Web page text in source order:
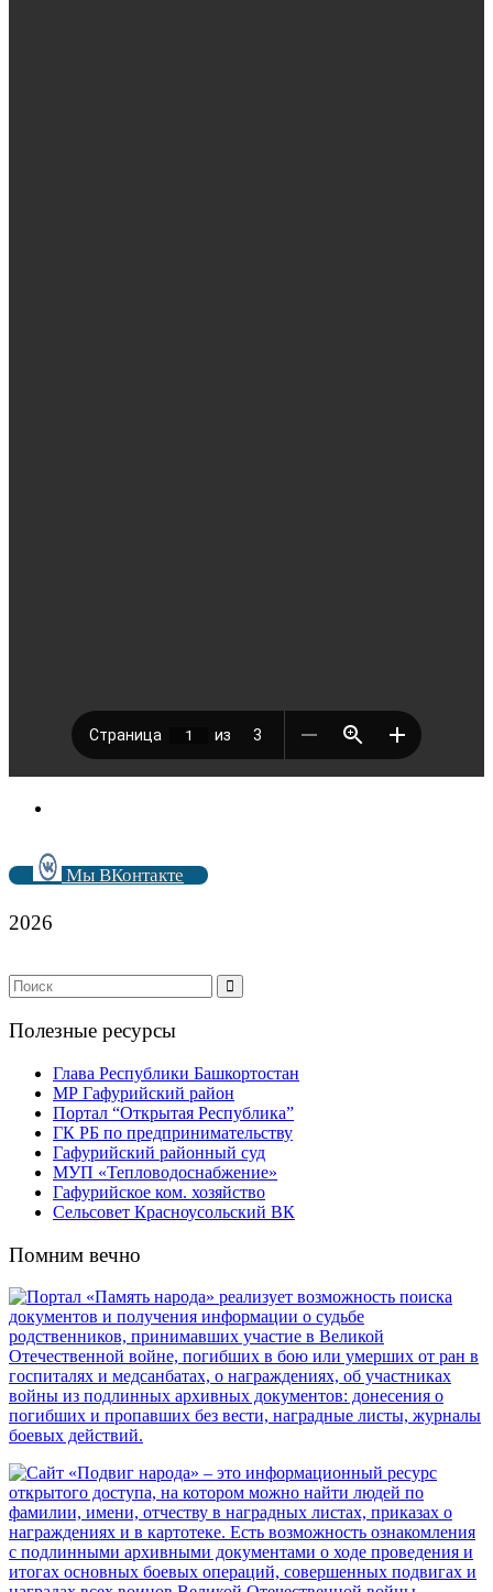
Мы ВКонтакте
2026
Полезные ресурсы
Глава Республики Башкортостан
МР Гафурийский район
Портал “Открытая Республика”
ГК РБ по предпринимательству
Гафурийский районный суд
МУП «Тепловодоснабжение»
Гафурийское ком. хозяйство
Сельсовет Красноусольский ВК
Помним вечно